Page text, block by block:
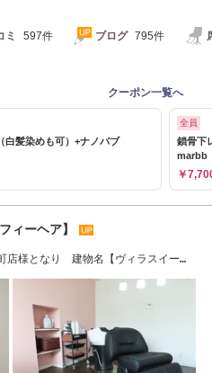
ミ 597件 ブログ 795件
クーポン一覧へ
髪染めも可）+ナノバブ
全員
鎖骨下
marbb
￥
ィーヘア】
店様となり 建物名【ヴィラスイー